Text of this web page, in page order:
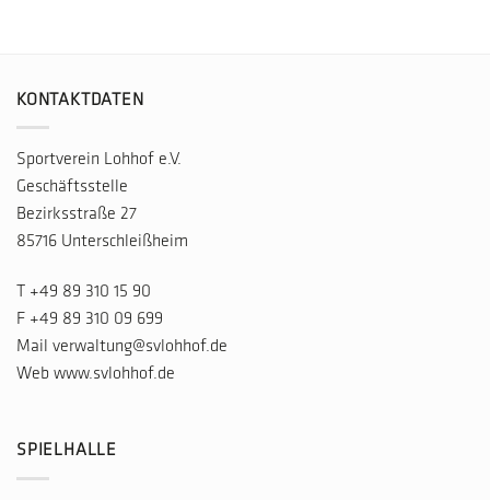
KONTAKTDATEN
Sportverein Lohhof e.V.
Geschäftsstelle
Bezirksstraße 27
85716 Unterschleißheim
T +49 89 310 15 90
F +49 89 310 09 699
Mail verwaltung@svlohhof.de
Web www.svlohhof.de
SPIELHALLE